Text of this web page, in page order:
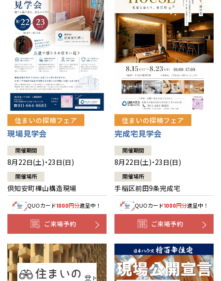
住まいの探検フェア
現場見学会
開催期間
8月22日(土)・23日(日)
開催場所
倶知安町樺山構造現場
QUOカード1000円分進呈中！
ご来場予約
住まいの探検フェア
完成宅見学会
開催期間
8月22日(土)・23日(日)
開催場所
手稲区前田9条完成宅
QUOカード1000円分進呈中！
ご来場予約
全国の展示場
北海道
札幌
道央
道北
道南
道東
東北
青森
秋田
岩手
山形
宮城
福島
甲信越・北陸
新潟
山梨
長野
富山
石川
福井
関東
東京
神奈川
埼玉
千葉
茨城
栃木
東海
愛知
岐阜
静岡
三重
近畿
大阪
京都
兵庫
奈良
中国・四国
岡山
香川
愛媛
九州
福岡
佐賀
分譲マンション
※現住所のある都道府県以外の建築予定地の方でも現住所の有るお近
お近くのイベント
北海道
札幌
札幌
小樽
道央
苫小牧千歳
小樽
道北
道南
道東
釧路
東北
青森県
八戸
青森
秋田県
秋田
岩手県
山形県
宮城県
仙台
福島県
会津
甲信越・北陸
新潟県
長岡
山梨県
長野県
富山県
富山
石川県
福井県
福井
関東
東京都
神奈川県
相模
埼玉県
埼玉
千葉県
千葉
柏
茨城県
水戸
東海
愛知県
岐阜県
岐阜
静岡県
三重県
四日市
近畿
大阪府
大阪
京都府
京都
兵庫県
姫路
奈良県
奈良
中国・四国
岡山県
岡山
愛媛県
松山
九州
福岡県
福岡
佐賀県
佐賀